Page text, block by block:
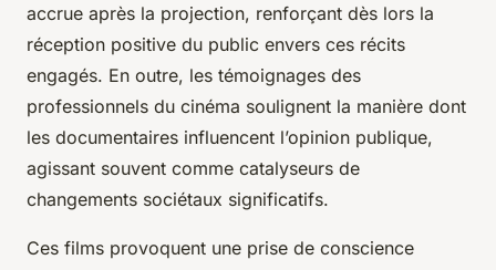
accrue après la projection, renforçant dès lors la
réception positive du public envers ces récits
engagés. En outre, les témoignages des
professionnels du cinéma soulignent la manière dont
les documentaires influencent l’opinion publique,
agissant souvent comme catalyseurs de
changements sociétaux significatifs.
Ces films provoquent une prise de conscience